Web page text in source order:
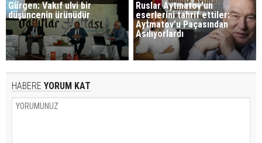
Gürgen: Vakıf ulvi bir
düşüncenin ürünüdür
Ruslar Aytmatov’un
eserlerini tahrif ettiler:
Aytmatov’u Paçasından
Asılıyorlardı
HABERE YORUM KAT